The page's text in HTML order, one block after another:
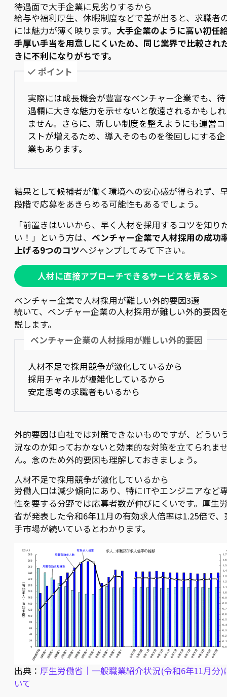
待遇面で大手企業に見劣りするから
給与や福利厚生、休暇制度などで差が出ると、求職者
には魅力が薄く映ります。 大手企業のように高い初任
手厚い手当を用意しにくいため、同じ業界で比較され
きに不利になりがちです。
ポイント
実際には成長機会が豊富なベンチャー企業でも、待
遇欄に大きな魅力を示せないと敬遠されるかもしれ
ません。さらに、新しい制度を整えようにも運営コ
ストが増えるため、導入そのものを後回しにする企
業もあります。
結果として候補者が働く環境への安心感が得られず、
段階で応募をあきらめる可能性もあるでしょう。
「前置きはいいから、早く人材を採用するコツを知り
い！」という方は、 ベンチャー企業で人材採用の成功
上げる9つのコツへジャンプしてみて下さい。
人材に直接アプローチできるサービスを見る＞
ベンチャー企業で人材採用が難しい外的要因3選
続いて、ベンチャー企業の人材採用が難しい外的要因
説します。
ベンチャー企業の人材採用が難しい外的要因
人材不足で採用競争が激化しているから
採用チャネルが複雑化しているから
安定思考の求職者もいるから
外的要因は自社では対策できないものですが、どうい
況なのか知っておかないと効果的な対策を立てられま
ん。念のため外的要因も理解しておきましょう。
人材不足で採用競争が激化しているから
労働人口は減少傾向にあり、特にITやエンジニアなど
性を要する分野では応募者数が伸びにくいです。厚生
省が発表した令和6年11月の有効求人倍率は1.25倍で、
手市場が続いているとわかります。
出典： 厚生労働省｜一般職業紹介状況(令和6年11月分)
いて